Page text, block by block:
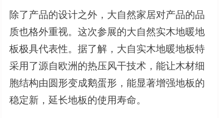
除了产品的设计之外，大自然家居对产品的品
质也格外重视。这次参展的大自然实木地暖地
板极具代表性。据了解，大自实木地暖地板特
采用了源自欧洲的热压风干技术，能让木材细
胞结构由圆形变成鹅蛋形，能显著增强地板的
稳定新，延长地板的使用寿命。